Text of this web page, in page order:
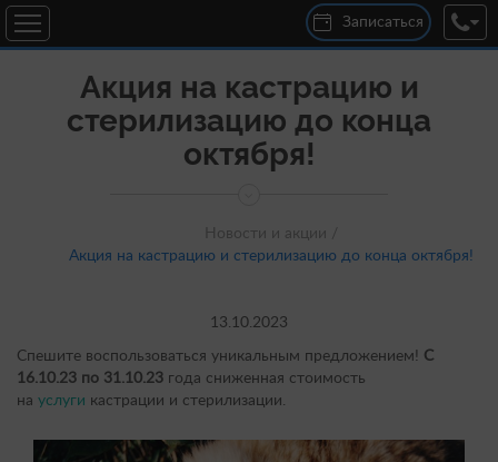
Записаться
Акция на кастрацию и
стерилизацию до конца
октября!
Новости и акции /
Акция на кастрацию и стерилизацию до конца октября!
13.10.2023
Спешите воспользоваться уникальным предложением! С
16.10.23 по 31.10.23 года сниженная стоимость
на услуги кастрации и стерилизации.